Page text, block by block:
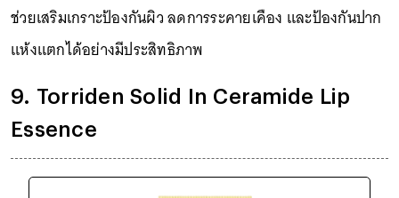
ช่วยเสริมเกราะป้องกันผิว ลดการระคายเคือง และป้องกันปาก
แห้งแตกได้อย่างมีประสิทธิภาพ
9. Torriden Solid In Ceramide Lip
Essence